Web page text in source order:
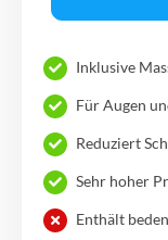
Inklusive
Für Augen
Reduziert
Sehr hoher
Enthält